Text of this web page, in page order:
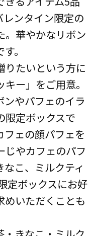
ンタイン限定の
。華やかなリボン
。
りたいという方に
ー」をご用意。
ンやパフェのイラ
限定ボックスで
フェの顔パフェを
じやカフェのパフ
こ、ミルクティ
定ボックスにお好
めいただくことも